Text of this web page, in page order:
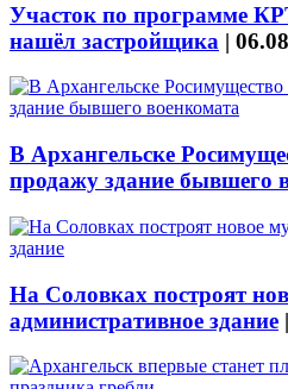
Участок по программе
нашёл застройщика |
В Архангельске
продажу здание бывшего
На Соловках построят
административное здание |